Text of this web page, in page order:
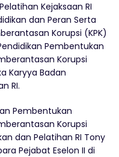
Kejaksaan RI
dan Peran Serta
Korupsi (KPK)
Pembentukan
Korupsi
Karyya Badan
RI.
Pembentukan
Korupsi
dan Pelatihan RI Tony
Pejabat Eselon II di